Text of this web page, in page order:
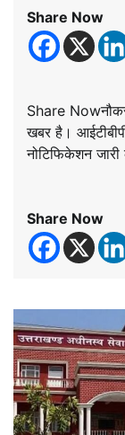
Share Now
Share
खबर है।
नोटिफिकेशन
Share Now